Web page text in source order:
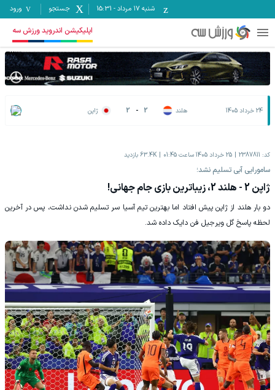
شنبه ۱۷ مرداد -
15:31 جستجو ورود
اپلیکیشن اندروید ورزش سه
24 خرداد 1405 هلند 2
-
2 ژاپن
کد: 2387811 25 خرداد 1405 ساعت 01:45 63.4K بازدید
سامورایی آبی تسلیم نشد؛
ژاپن 2 - هلند 2، زیباترین بازی جام جهانی!
دو بار هلند از ژاپن پیش افتاد اما بهترین تیم آسیا سر تسلیم شدن نداشت، پس در آخرین
لحظه پاسخ گل ویرجیل فن دایک داده شد.